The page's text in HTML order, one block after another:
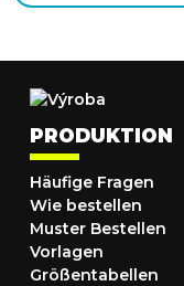
PRODUKTION
Häufige Fragen
Wie bestellen
Muster Bestellen
Vorlagen
Größentabellen